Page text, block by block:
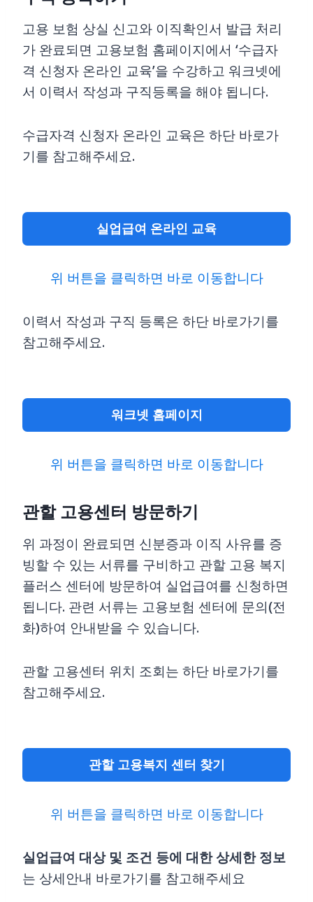
고용 보험 상실 신고와 이직확인서 발급 처리
가 완료되면 고용보험 홈페이지에서 ‘수급자
격 신청자 온라인 교육’을 수강하고 워크넷에
서 이력서 작성과 구직등록을 해야 됩니다.
수급자격 신청자 온라인 교육은 하단 바로가
기를 참고해주세요.
실업급여 온라인 교육
위 버튼을 클릭하면 바로 이동합니다
이력서 작성과 구직 등록은 하단 바로가기를
참고해주세요.
워크넷 홈페이지
위 버튼을 클릭하면 바로 이동합니다
관할 고용센터 방문하기
위 과정이 완료되면 신분증과 이직 사유를 증
빙할 수 있는 서류를 구비하고 관할 고용 복지
플러스 센터에 방문하여 실업급여를 신청하면
됩니다. 관련 서류는 고용보험 센터에 문의(전
화)하여 안내받을 수 있습니다.
관할 고용센터 위치 조회는 하단 바로가기를
참고해주세요.
관할 고용복지 센터 찾기
위 버튼을 클릭하면 바로 이동합니다
실업급여 대상 및 조건 등에 대한 상세한 정보
는 상세안내 바로가기를 참고해주세요